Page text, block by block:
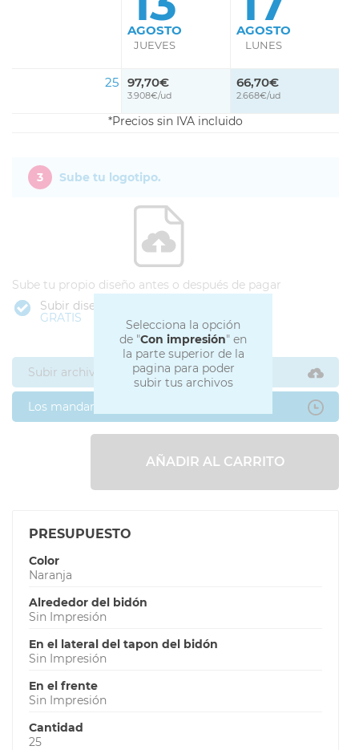
AGOSTO
JUEVES
AGOSTO
LUNES
25 97,70€
3.908€/ud
66,70€
2.668€/ud
Precios sin IVA incluido
Selecciona la opción
de "Con impresión" en
la parte superior de la
pagina para poder
subir tus archivos
3 Sube tu logotipo.
Sube tu propio diseño antes o después de pagar
Subir diseño
GRATIS
Subir archivos ahora
Los mandaré después
AÑADIR AL CARRITO
PRESUPUESTO
Color
Naranja
Alrededor del bidón
Sin Impresión
En el lateral del tapon del bidón
Sin Impresión
En el frente
Sin Impresión
Cantidad
25